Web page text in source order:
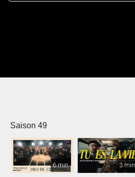
Saison 49
6 min 3 min